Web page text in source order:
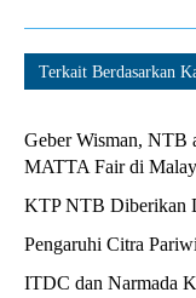
Terkait Berdasarkan
Geber Wisman, NTB
MATTA Fair di
KTP NTB Diberikan
Pengaruhi Citra
ITDC dan Narmada